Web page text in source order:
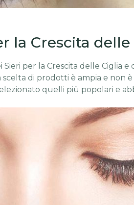
la Crescita delle
per la Crescita delle Ciglia e
di prodotti è ampia e non
quelli più popolari e